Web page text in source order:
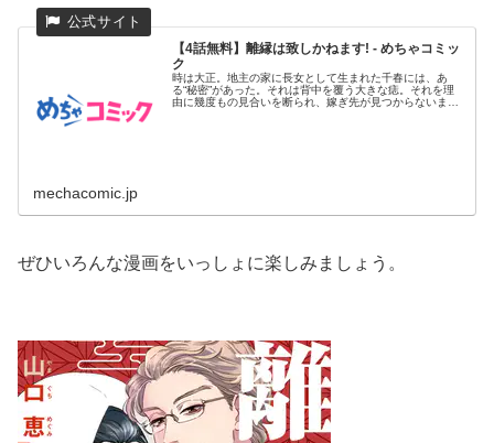
【4話無料】離縁は致しかねます! - めちゃコミッ
ク
時は大正。地主の家に長女として生まれた千春には、あ
る“秘密”があった。それは背中を覆う大きな痣。それを理
由に幾度もの見合いを断られ、嫁ぎ先が見つからないまま
mechacomic.jp
ぜひいろんな漫画をいっしょに楽しみましょう。